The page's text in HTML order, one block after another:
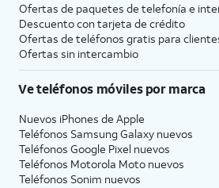
Ofertas de paquetes de telefonía e
Descuento con tarjeta de crédito
Ofertas de teléfonos gratis para
Ofertas sin intercambio
Ve teléfonos móviles por marca
Nuevos iPhones de Apple
Teléfonos Samsung Galaxy nuevos
Teléfonos Google Pixel nuevos
Teléfonos Motorola Moto nuevos
Teléfonos Sonim nuevos